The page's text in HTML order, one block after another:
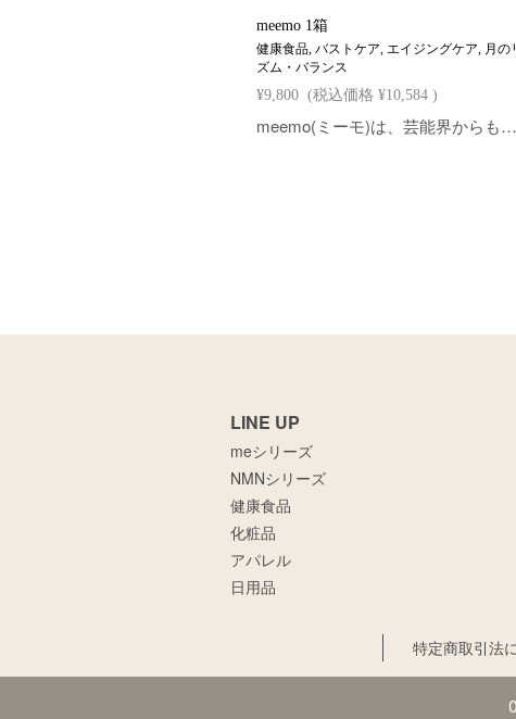
meemo 1箱
健康食品, バストケア, エイジングケア, 月の
ズム・バランス
¥9,800 (税込価格 ¥10,584 )
meemo(ミーモ)は、芸能界からも注目され、雑誌・メディアでも活躍する整体師「朝井麗華」さんプロデュースの、トータルボディケアゼリーです。カラダのリズムで食べ分ける2種類のゼリーに、女性に嬉しい成分を贅沢に配合しています。健康的な女性らしさを目指すあなたへおすすめです。
LINE UP
meシリーズ
NMNシリーズ
健康食品
化粧品
アパレル
日用品
特定商取引法